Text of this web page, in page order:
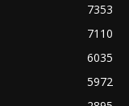
7353
7110
6035
5972